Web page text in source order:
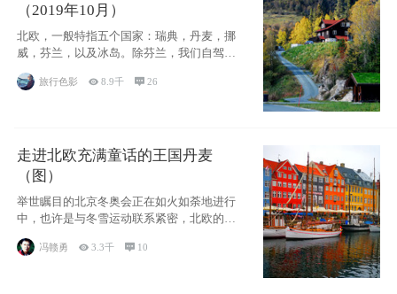
（2019年10月）
北欧，一般特指五个国家：瑞典，丹麦，挪
威，芬兰，以及冰岛。除芬兰，我们自驾游
旅行色影 8.9千 26
走进北欧充满童话的王国丹麦
（图）
举世瞩目的北京冬奥会正在如火如荼地进行
中，也许是与冬雪运动联系紧密，北欧的一
些国家因
冯赣勇 3.3千  10